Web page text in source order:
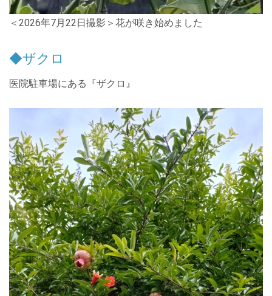
＜2026年7月22日撮影＞花が咲き始めました
◆ザクロ
医院駐車場にある『ザクロ』